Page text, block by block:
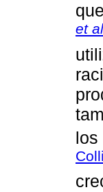
et al
los
Colli